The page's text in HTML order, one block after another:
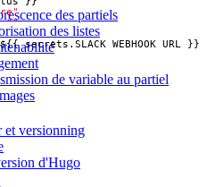
des partiels
des listes
de variable au partiel
et versionning
d'Hugo
""
${{ secrets.SLACK_WEBHOOK_URL }}